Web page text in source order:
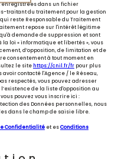
dans un fichier
traitant du traitement pour la gestion
reste Responsable du Traitement
repose sur l'intérêt légitime
demande de suppression et sont
loi « informatique et libertés », vous
d’opposition, de limitation et de
consentement à tout moment en
le site https://cnil.fr/fr pour plus
avoir contacté l'Agence / le Réseau,
respectés, vous pouvez adresser
de la liste d'opposition au
pouvez vous inscrire ici :
des Données personnelles, nous
dans le champ de saisie libre.
Confidentialité et esConditions